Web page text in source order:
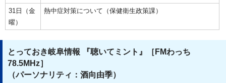
31日（金
曜）
熱中症対策について（保健衛生政策課）
とっておき岐阜情報 『聴いてミント』［FMわっち
78.5MHz］
（パーソナリティ：酒向由季）